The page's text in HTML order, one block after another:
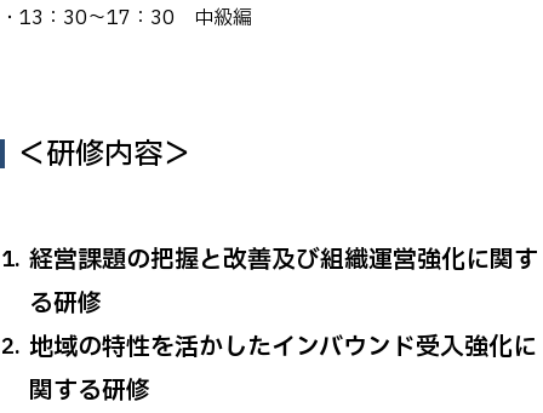
・13：30～17：30 中級編
＜研修内容＞
経営課題の把握と改善及び組織運営強化に関す
る研修
地域の特性を活かしたインバウンド受入強化に
関する研修